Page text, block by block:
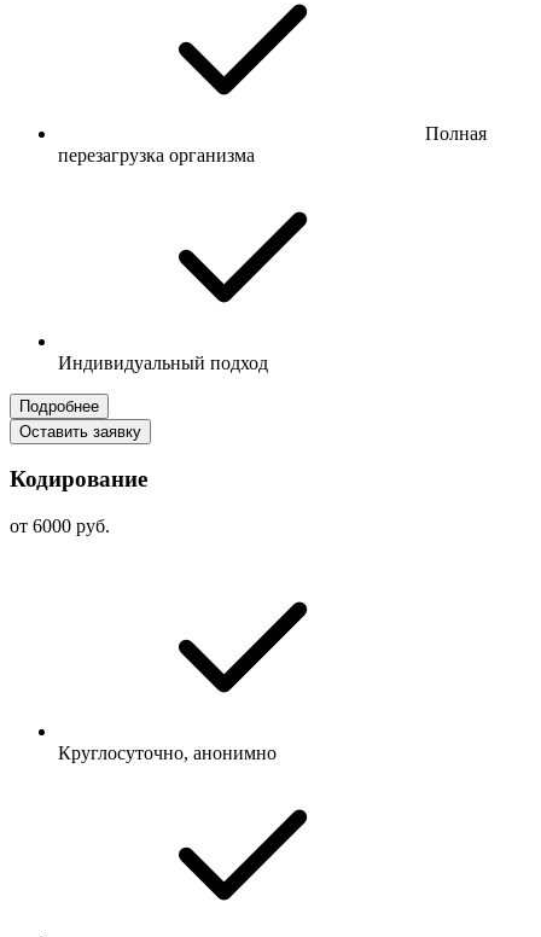
Полная
перезагрузка организма
Индивидуальный подход
Подробнее
Оставить заявку
Кодирование
от 6000 руб.
Круглосуточно, анонимно